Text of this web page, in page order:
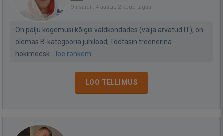
Oli saidil: 4 aastat, 2 kuud tagasi
On palju kogemusi kõigis valdkondades (välja arvatud IT); on
olemas B-kategooria juhiload; Töötasin treenerina
hokimeesk...
loe rohkem
LOO TELLIMUS